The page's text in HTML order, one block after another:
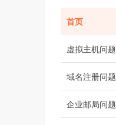
首页
虚拟主机问题
域名注册问题
企业邮局问题